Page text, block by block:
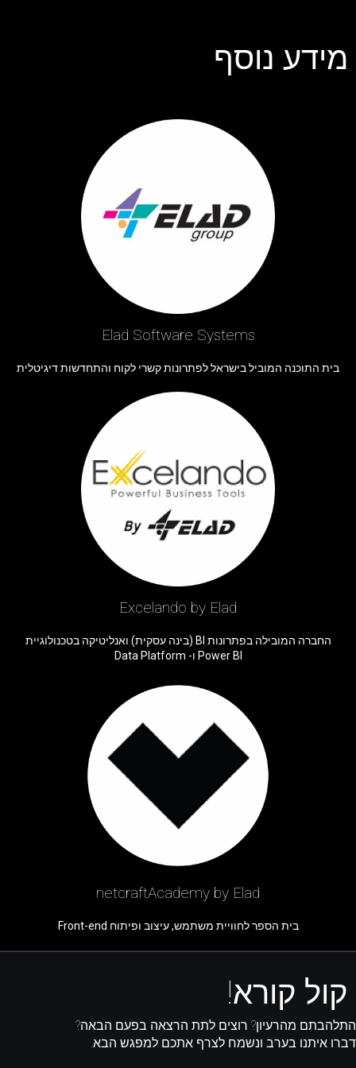
מידע נוסף
Elad Software Systems
בית התוכנה המוביל בישראל לפתרונות קשרי לקוח והתחדשות דיגיטלית
Excelando by Elad
החברה המובילה בפתרונות BI (בינה עסקית) ואנליטיקה בטכנולוגיית
Power BI ו- Data Platform​
netcraftAcademy by Elad
בית הספר לחוויית משתמש, עיצוב ופיתוח Front-end
קול קורא!
התלהבתם מהרעיון? רוצים לתת הרצאה בפעם הבאה?
דברו איתנו בערב ונשמח לצרף אתכם למפגש הבא.